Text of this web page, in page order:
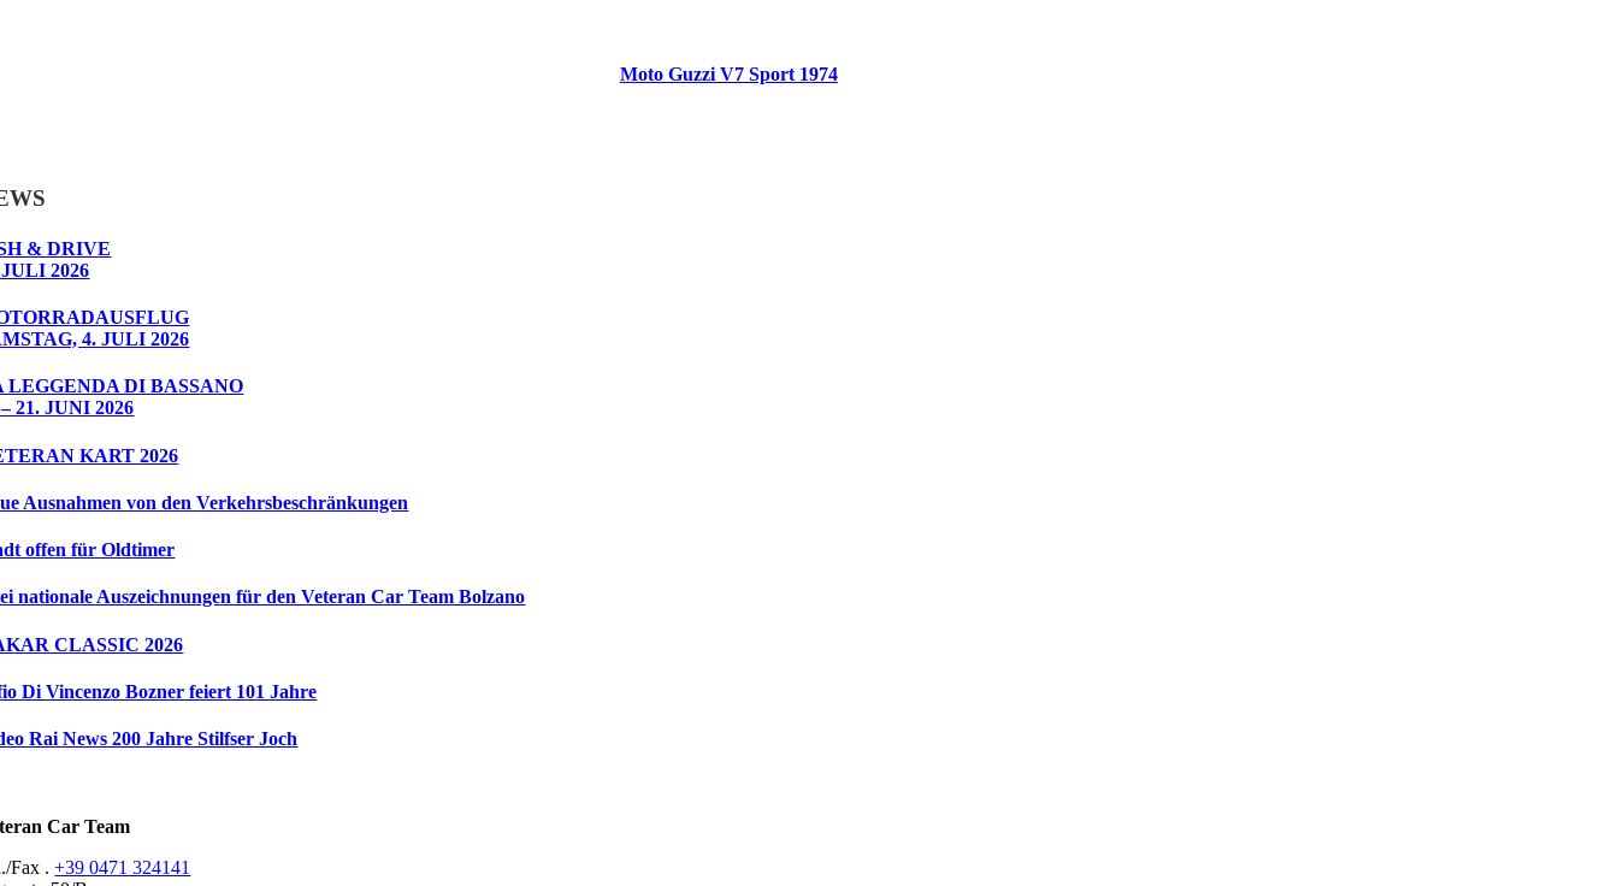
Moto Guzzi V7 Sport 1974
& DRIVE
JULI 2026
4. JULI 2026
LEGGENDA DI BASSANO
21. JUNI 2026
KART 2026
Ausnahmen von den Verkehrsbeschränkungen
offen für Oldtimer
nationale Auszeichnungen für den Veteran Car Team Bolzano
CLASSIC 2026
Di Vincenzo Bozner feiert 101 Jahre
Rai News 200 Jahre Stilfser Joch
Car Team
Fax .+39 0471 324141